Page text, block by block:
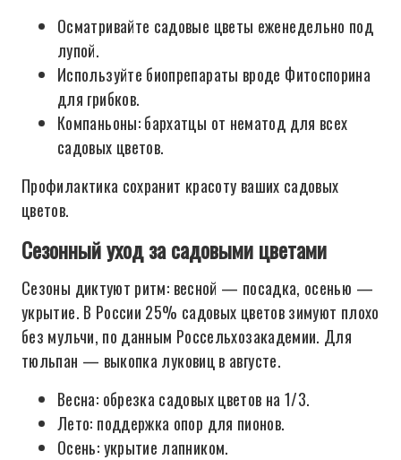
Осматривайте садовые цветы еженедельно под
лупой.
Используйте биопрепараты вроде Фитоспорина
для грибков.
Компаньоны: бархатцы от нематод для всех
садовых цветов.
Профилактика сохранит красоту ваших садовых
цветов.
Сезонный уход за садовыми цветами
Сезоны диктуют ритм: весной — посадка, осенью —
укрытие. В России 25% садовых цветов зимуют плохо
без мульчи, по данным Россельхозакадемии. Для
тюльпан — выкопка луковиц в августе.
Весна: обрезка садовых цветов на 1/3.
Лето: поддержка опор для пионов.
Осень: укрытие лапником.